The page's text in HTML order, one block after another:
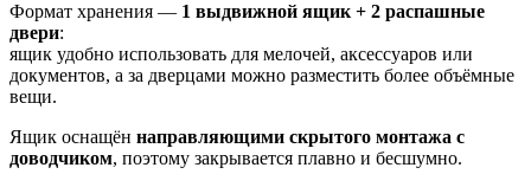
Формат хранения — 1 выдвижной ящик + 2 распашные
двери:
ящик удобно использовать для мелочей, аксессуаров или
документов, а за дверцами можно разместить более объёмные
вещи.
Ящик оснащён направляющими скрытого монтажа с
доводчиком, поэтому закрывается плавно и бесшумно.